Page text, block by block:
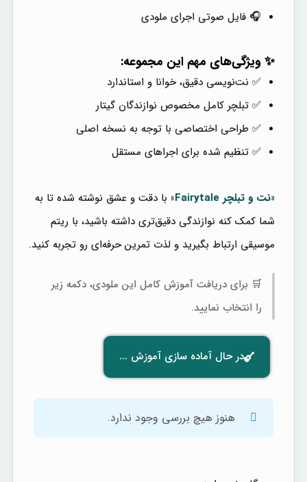
🎧 فایل صوتی اجرای ملودی
✨ ویژگی‌های مهم این مجموعه:
✅ نت‌نویسی دقیق، خوانا و استاندارد
✅ تبلچر کامل مخصوص نوازندگان گیتار
✅ طراحی اختصاصی با توجه به نسخه اصلی
✅ تنظیم شده برای اجراهای مستقل
«نت و تبلچر Fairytale»
با دقت و عشق نوشته شده تا به
شما کمک کنه نوازندگی دقیق‌تری داشته باشید، با ریتم
موسیقی ارتباط بگیرید و لذت تمرین حرفه‌ای رو تجربه کنید.
🛒 برای دریافت آموزش کامل این ملودی، دکمه زیر
را انتخاب نمایید.
در حال آماده سازی آموزش ...
هنوز هیچ بررسی وجود ندارد.